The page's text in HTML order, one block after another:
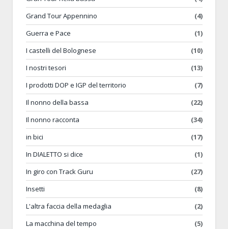
Grand Tour Appennino
(4)
Guerra e Pace
(1)
I castelli del Bolognese
(10)
I nostri tesori
(13)
I prodotti DOP e IGP del territorio
(7)
Il nonno della bassa
(22)
Il nonno racconta
(34)
in bici
(17)
In DIALETTO si dice
(1)
In giro con Track Guru
(27)
Insetti
(8)
L'altra faccia della medaglia
(2)
La macchina del tempo
(5)